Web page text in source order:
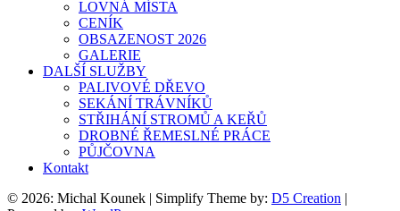
LOVNÁ MÍSTA
CENÍK
OBSAZENOST 2026
GALERIE
DALŠÍ SLUŽBY
PALIVOVÉ DŘEVO
SEKÁNÍ TRÁVNÍKŮ
STŘIHÁNÍ STROMŮ A KEŘŮ
DROBNÉ ŘEMESLNÉ PRÁCE
PŮJČOVNA
Kontakt
© 2026: Michal Kounek | Simplify Theme by: D5 Creation |